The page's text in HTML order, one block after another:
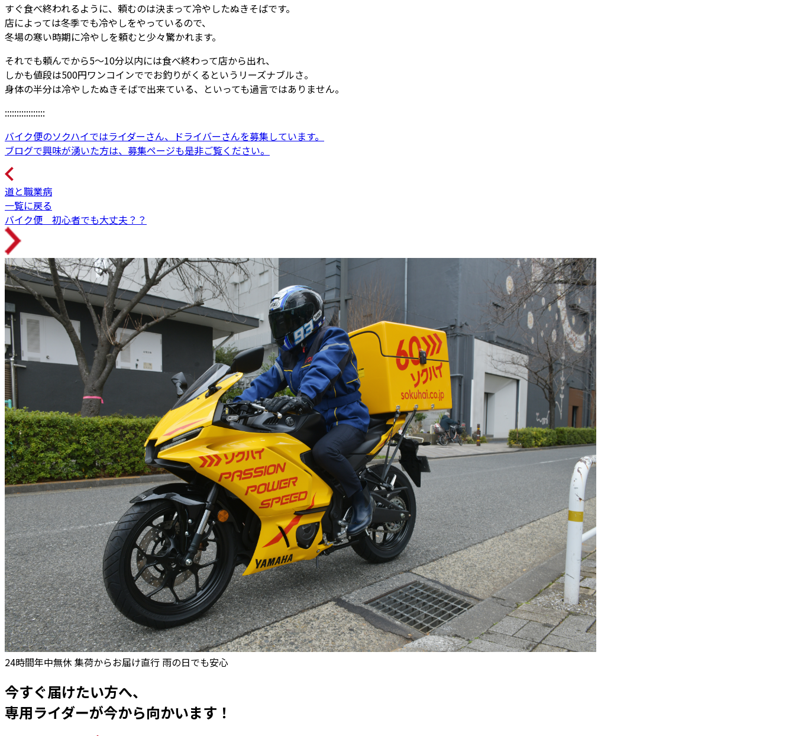
すぐ食べ終われるように、頼むのは決まって冷やしたぬきそばです。
店によっては冬季でも冷やしをやっているので、
冬場の寒い時期に冷やしを頼むと少々驚かれます。
それでも頼んでから5～10分以内には食べ終わって店から出れ、
しかも値段は500円ワンコインででお釣りがくるというリーズナブルさ。
身体の半分は冷やしたぬきそばで出来ている、といっても過言ではありません。
:::::::::::::::::
バイク便のソクハイではライダーさん、ドライバーさんを募集しています。
ブログで興味が湧いた方は、募集ページも是非ご覧ください。
道と職業病
一覧に戻る
バイク便 初心者でも大丈夫？？
24時間年中無休 集荷からお届け直行 雨の日でも安心
今すぐ届けたい方へ、
専用ライダーが今から向かいます！